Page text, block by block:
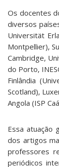
Os docentes
diversos
Universität
Montpellier),
Cambridge,
do Porto,
Finlândia
Scotland),
Angola (ISP
Essa atuação
dos artigos
professores
periódicos